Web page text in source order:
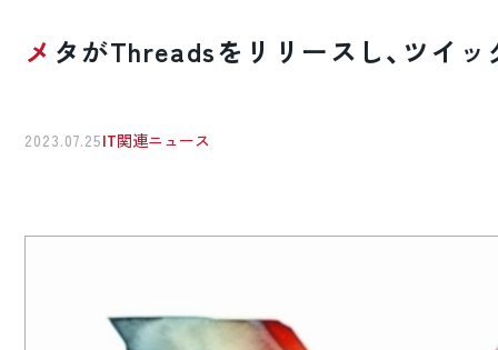
LP（ランディングページ）制作
メタがThreadsをリリースし、ツイッ
2023.07.25 IT関連ニュース